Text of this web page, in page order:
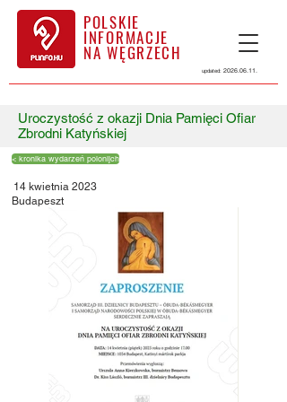
POLSKIE
INFORMACJE
NA WĘGRZECH
updated: 2026.06.11.
Uroczystość z okazji Dnia Pamięci Ofiar
Zbrodni Katyńskiej
< kronika wydarzeń polonijch
14 kwietnia 2023
Budapeszt